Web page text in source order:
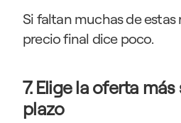
Si faltan muchas de estas
precio final dice poco.
7. Elige la oferta
plazo